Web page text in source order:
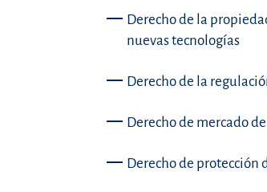
Derecho de la
nuevas tecnologías
Derecho de la
Derecho de mercado
Derecho de protección